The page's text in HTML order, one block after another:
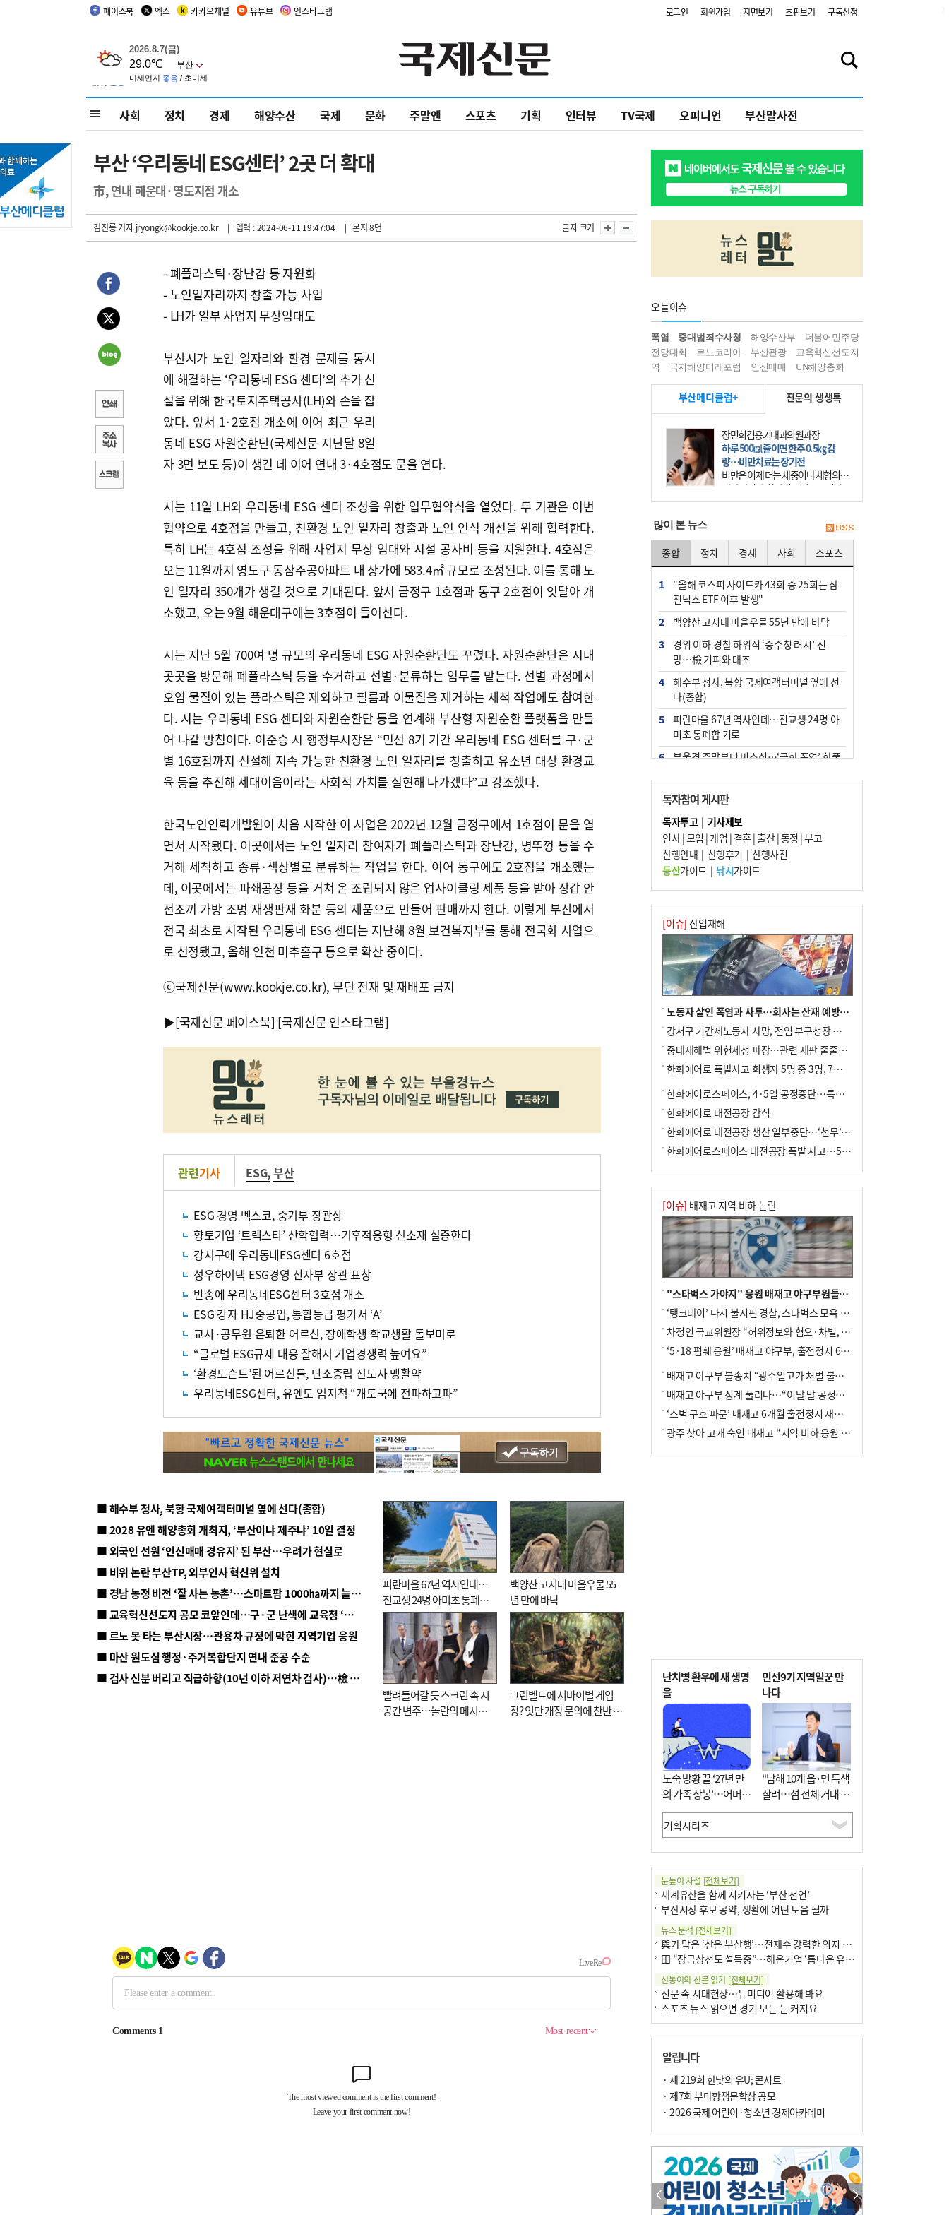
페이스북 엑스 카카오채널 유튜브 인스타그램 로그인 회원가입 지면보기 초판보기 구독신청
사회 정치 경제 해양수산 국제 문화 주말엔 스포츠 기획 인터뷰 TV국제 오피니언 부산말사전
부산 ‘우리동네 ESG센터’ 2곳 더 확대
市, 연내 해운대·영도지점 개소
김진룡 기자jryongk@kookje.co.kr | 입력 : 2024-06-11 19:47:04 | 본지 8면 글자 크기
- 폐플라스틱·장난감 등 자원화
- 노인일자리까지 창출 가능 사업
- LH가 일부 사업지 무상임대도
부산시가 노인 일자리와 환경 문제를 동시
에 해결하는 ‘우리동네 ESG 센터’의 추가 신
설을 위해 한국토지주택공사(LH)와 손을 잡
았다. 앞서 1·2호점 개소에 이어 최근 우리
동네 ESG 자원순환단(국제신문 지난달 8일
자 3면 보도 등)이 생긴 데 이어 연내 3·4호점도 문을 연다.
시는 11일 LH와 우리동네 ESG 센터 조성을 위한 업무협약식을 열었다. 두 기관은 이번
협약으로 4호점을 만들고, 친환경 노인 일자리 창출과 노인 인식 개선을 위해 협력한다.
특히 LH는 4호점 조성을 위해 사업지 무상 임대와 시설 공사비 등을 지원한다. 4호점은
오는 11월까지 영도구 동삼주공아파트 내 상가에 583.4㎡ 규모로 조성된다. 이를 통해 노
인 일자리 350개가 생길 것으로 기대된다. 앞서 금정구 1호점과 동구 2호점이 잇달아 개
소했고, 오는 9월 해운대구에는 3호점이 들어선다.
시는 지난 5월 700여 명 규모의 우리동네 ESG 자원순환단도 꾸렸다. 자원순환단은 시내
곳곳을 방문해 폐플라스틱 등을 수거하고 선별·분류하는 임무를 맡는다. 선별 과정에서
오염 물질이 있는 플라스틱은 제외하고 필름과 이물질을 제거하는 세척 작업에도 참여한
다. 시는 우리동네 ESG 센터와 자원순환단 등을 연계해 부산형 자원순환 플랫폼을 만들
어 나갈 방침이다. 이준승 시 행정부시장은 “민선 8기 기간 우리동네 ESG 센터를 구·군
별 16호점까지 신설해 지속 가능한 친환경 노인 일자리를 창출하고 유소년 대상 환경교
육 등을 추진해 세대이음이라는 사회적 가치를 실현해 나가겠다”고 강조했다.
한국노인인력개발원이 처음 시작한 이 사업은 2022년 12월 금정구에서 1호점이 문을 열
면서 시작됐다. 이곳에서는 노인 일자리 참여자가 폐플라스틱과 장난감, 병뚜껑 등을 수
거해 세척하고 종류·색상별로 분류하는 작업을 한다. 이어 동구에도 2호점을 개소했는
데, 이곳에서는 파쇄공장 등을 거쳐 온 조립되지 않은 업사이클링 제품 등을 받아 장갑 안
전조끼 가방 조명 재생판재 화분 등의 제품으로 만들어 판매까지 한다. 이렇게 부산에서
전국 최초로 시작된 우리동네 ESG 센터는 지난해 8월 보건복지부를 통해 전국화 사업으
로 선정됐고, 올해 인천 미추홀구 등으로 확산 중이다.
ⓒ국제신문(www.kookje.co.kr), 무단 전재 및 재배포 금지
▶[국제신문 페이스북] [국제신문 인스타그램]
관련기사 ESG,부산
ESG 경영 벡스코, 중기부 장관상
향토기업 ‘트렉스타’ 산학협력…기후적응형 신소재 실증한다
강서구에 우리동네ESG센터 6호점
성우하이텍 ESG경영 산자부 장관 표창
반송에 우리동네ESG센터 3호점 개소
ESG 강자 HJ중공업, 통합등급 평가서 ‘A’
교사·공무원 은퇴한 어르신, 장애학생 학교생활 돌보미로
“글로벌 ESG규제 대응 잘해서 기업경쟁력 높여요”
‘환경도슨트’된 어르신들, 탄소중립 전도사 맹활약
우리동네ESG센터, 유엔도 엄지척 “개도국에 전파하고파”
■ 해수부 청사, 북항 국제여객터미널 옆에 선다(종합)
■ 2028 유엔 해양총회 개최지, ‘부산이냐 제주냐’ 10일 결정
■ 외국인 선원 ‘인신매매 경유지’ 된 부산…우려가 현실로
■ 비위 논란 부산TP, 외부인사 혁신위 설치
■ 경남 농정 비전 ‘잘 사는 농촌’…스마트팜 1000㏊까지 늘린다
■ 교육혁신선도지 공모 코앞인데…구·군 난색에 교육청 ‘쩔쩔’
■ 르노 못 타는 부산시장…관용차 규정에 막힌 지역기업 응원
■ 마산 원도심 행정·주거복합단지 연내 준공 수순
■ 검사 신분 버리고 직급하향(10년 이하 저연차 검사)…檢 중수청행 기피
피란마을 67년 역사인데…
전교생 24명 아미초 통폐합
기로
백양산 고지대 마을우물 55
년 만에 바닥
빨려들어갈 듯 스크린 속 시
공간 변주…놀란의 메시지
그린벨트에 서바이벌 게임
장? 잇단 개장 문의에 찬반 논
오늘이슈
폭염 중대범죄수사청 해양수산부
더불어민주당
전당대회
르노코리아 부산관광
교육혁신선도지
역
극지해양미래포럼 인신매매 UN해양총회
부산메디클럽+ 전문의 생생톡
장민희김용기내과의원과장
하루 500㎉ 줄이면 한주 0.5㎏ 감
량…비만치료는 장기전
비만은 이제 더는 체중이나 체형의 문
제가 아니다. 하나의 질병으로 인지
하고 치료와 관리를 해야 한다. 세계
많이 본 뉴스
종합 정치 경제 사회 스포츠
1
"올해 코스피 사이드카 43회 중 25회는 삼
전닉스 ETF 이후 발생"
2
백양산 고지대 마을우물 55년 만에 바닥
3
경위 이하 경찰 하위직 ‘중수청 러시’ 전
망…檢 기피와 대조
4
해수부 청사, 북항 국제여객터미널 옆에 선
다(종합)
5
피란마을 67년 역사인데…전교생 24명 아
미초 통폐합 기로
6
부울경 주말부터 비소식…‘극한 폭염’ 한풀
7
“낙동강권 삼락·을숙도·다대포 연결해 서
부산 관광 키우자”
8
오늘의 날씨- 2026년 8월 7일
9
외국인 선원 ‘인신매매 경유지’ 된 부산…
우려가 현실로
10 [사설] 해수부 신청사 북항으로 확정, 해양
수도 도약의 전환점
독자참여 게시판
독자투고| 기사제보
인사|모임 | 개업 | 결혼|출산|동정 |부고
산행안내 | 산행후기 | 산행사진
등산가이드| 낚시가이드
[이슈] 산업재해
노동자 살인 폭염과 사투…회사는 산재 예방·전기료 절감 전력
강서구 기간제노동자 사망, 전임 부구청장 檢 송치
중대재해법 위헌제청 파장…관련 재판 줄줄이 브레이크
한화에어로 폭발사고 희생자 5명 중 3명, 7일 영면
한화에어로스페이스, 4·5일 공정중단…특별 안전점검
한화에어로 대전공장 감식
한화에어로 대전공장 생산 일부중단…‘천무’ 수출 비상
한화에어로스페이스 대전공장 폭발 사고…5명 사망·2명 부상(종합)
[이슈] 배재고 지역 비하 논란
"스타벅스 가야지" 응원 배재고 야구부원들, 학교서 징계 처분
‘탱크데이’ 다시 불지핀 경찰, 스타벅스 모욕 혐의 압수수색
차정인 국교위원장 “허위정보와 혐오·차별, 학교 교실까지 유입"
‘5·18 폄훼 응원’ 배재고 야구부, 출전정지 6개월→1개월 감경
배재고 야구부 불송치 “광주일고가 처벌 불원 의사 표해”
배재고 야구부 징계 풀리나…“이달 말 공정위서 재심의”
‘스벅 구호 파문’ 배재고 6개월 출전정지 재심 신청키로
광주 찾아 고개 숙인 배재고 “지역 비하 응원 잘못”(종합)
난치병 환우에 새 생명
을
노숙 방황 끝 ‘27년 만
의 가족 상봉’…어머니
와 행복 꿈꿔
민선9기 지역일꾼 만
나다
“남해 10개 읍·면 특색
살려…섬 전체 거대 정
원으로 조성”
눈높이 사설 [전체보기]
세계유산을 함께 지키자는 ‘부산 선언’
부산시장 후보 공약, 생활에 어떤 도움 될까
뉴스 분석 [전체보기]
與가 막은 ‘산은 부산행’…전재수 강력한 의지 표명 없인 공염불
田 “장금상선도 설득중”…해운기업 ‘톱다운 유치전’ 가속
신통이의 신문 읽기 [전체보기]
신문 속 시대현상…뉴미디어 활용해 봐요
스포츠 뉴스 읽으면 경기 보는 눈 커져요
구·군 승진 축하화분 관행 없애자니 소상공인 울상
팩트체크[전체보기]
의령 한우산 털중나리
한 손 뉴스[전체보기]
시민이 개발한 폭염 대응 앱 ‘그늘로’ 길안내 지도 등 인기
골목 맛집 발굴 고메 셀렉션…부산시, 페스티벌 시월 연계
알립니다
· 제 219회 한낮의 유U; 콘서트
· 제7회 부마항쟁문학상 공모
· 2026 국제 어린이·청소년 경제아카데미